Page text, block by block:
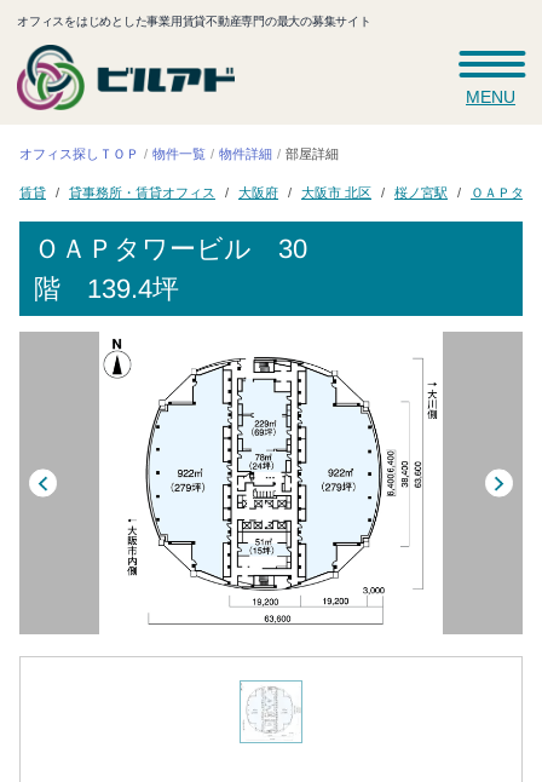
オフィスをはじめとした事業用賃貸不動産専門の最大の募集サイト
MENU
オフィス探しＴＯＰ 物件一覧 物件詳細 部屋詳細
賃貸 貸事務所・賃貸オフィス 大阪府 大阪市 北区 桜ノ宮駅 ＯＡＰタワ
ＯＡＰタワービル 30
階 139.4坪